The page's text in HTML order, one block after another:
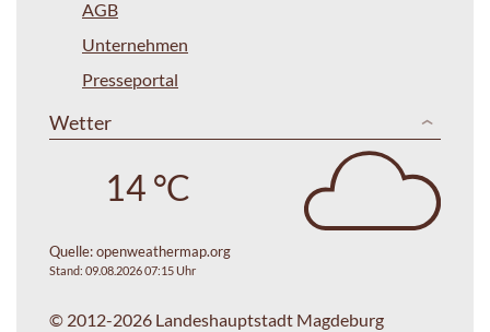
AGB
Unternehmen
Presseportal
Wetter
14 °C
Quelle:openweathermap.org
Stand: 09.08.2026 07:15 Uhr
© 2012-2026 Landeshauptstadt Magdeburg